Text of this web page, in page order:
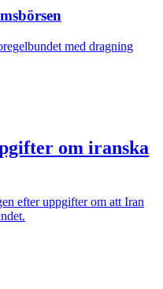
med dragning
om iranska
efter uppgifter om att Iran